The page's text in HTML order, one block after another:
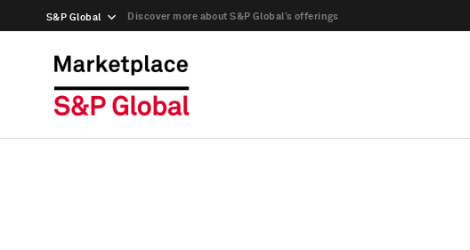
S&P Global Discover more about S&P Global’s offerings